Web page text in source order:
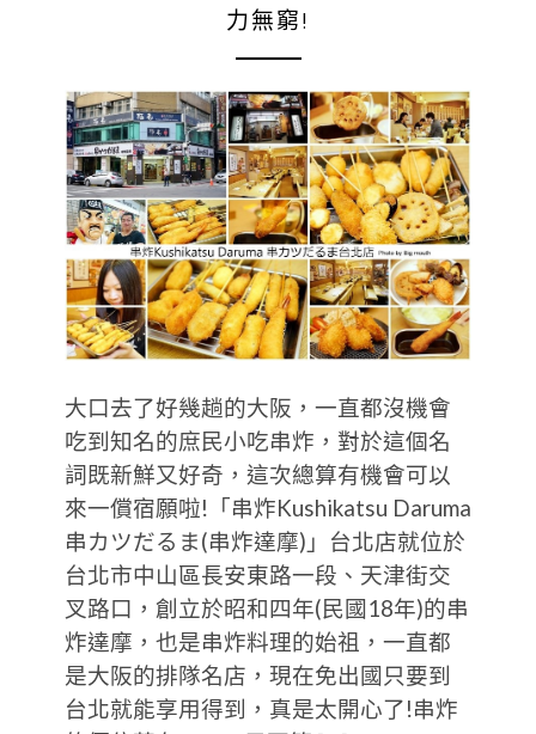
力無窮!
大口去了好幾趟的大阪，一直都沒機會
吃到知名的庶民小吃串炸，對於這個名
詞既新鮮又好奇，這次總算有機會可以
來一償宿願啦!「串炸Kushikatsu Daruma
串カツだるま(串炸達摩)」台北店就位於
台北市中山區長安東路一段、天津街交
叉路口，創立於昭和四年(民國18年)的串
炸達摩，也是串炸料理的始祖，一直都
是大阪的排隊名店，現在免出國只要到
台北就能享用得到，真是太開心了!串炸